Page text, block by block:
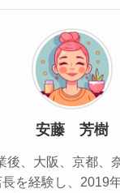
安藤 芳樹
後、大阪、京都、
を経験し、2019